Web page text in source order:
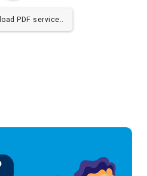
PDF service..